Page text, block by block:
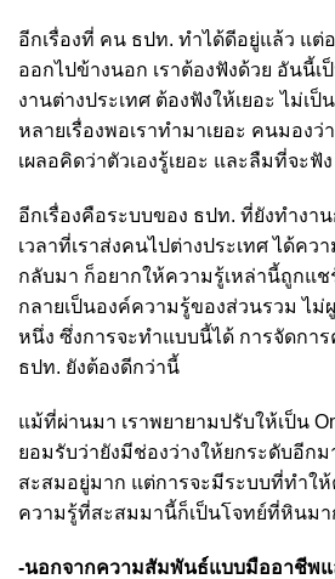
อีกเรื่องที่ คน ธปท. ทำได้ดีอยู่แล้ว แต่
ออกไปข้างนอก เราต้องฟังด้วย อันนี้เ
งานต่างประเทศ ต้องฟังให้เยอะ ไม่เป็
หลายเรื่องพอเราทำมาเยอะ คนมองว่
เผลอคิดว่าตัวเองรู้เยอะ และลืมที่จะฟัง
อีกเรื่องคือระบบของ ธปท. ที่ยังทำง
เวลาที่เราส่งคนไปต่างประเทศ ได้ค
กลับมา ก็อยากให้ความรู้เหล่านี้ถูกแช
กลายเป็นองค์ความรู้ของส่วนรวม ไ
หนึ่ง ซึ่งการจะทำแบบนี้ได้ การจัดกา
ธปท. ยังต้องดีกว่านี้
แม้ที่ผ่านมา เราพยายามปรับให้เป็น
ยอมรับว่ายังมีช่องว่างให้ยกระดับอีก
สะสมอยู่มาก แต่การจะมีระบบที่ทำให้
ความรู้ที่สะสมมานี้ก็เป็นโจทย์ที่หินมา
-นอกจากความสัมพันธ์แบบมืออาชีพแ